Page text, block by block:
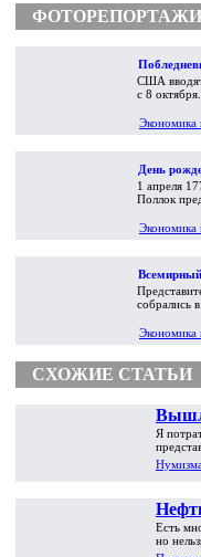
ФОТОРЕПОРТАЖИ
100-
США
с 8
Экономика
День
1 апреля
Поллок
Экономика
собрались
Экономика
СХОЖИЕ СТАТЬИ
Я
Есть
но